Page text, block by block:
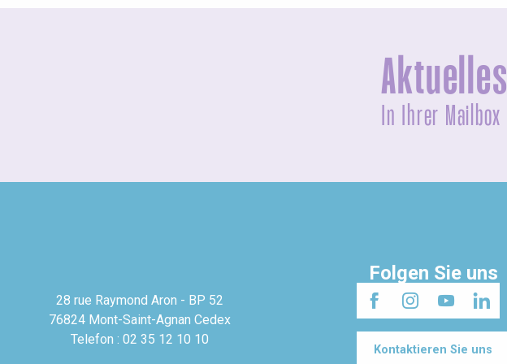
Aktuelles
In Ihrer Mailbox
28 rue Raymond Aron - BP 52
76824 Mont-Saint-Agnan Cedex
Telefon : 02 35 12 10 10
Folgen Sie uns
Kontaktieren Sie uns